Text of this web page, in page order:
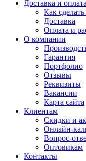
Доставка и оплата
Как сделать
Доставка
Оплата и
О компании
Гарантия
Портфолио
Отзывы
Реквизиты
Вакансии
Карта сайта
Клиентам
Скидки и
Онлайн-
Вопрос-
Оптовикам
Контакты